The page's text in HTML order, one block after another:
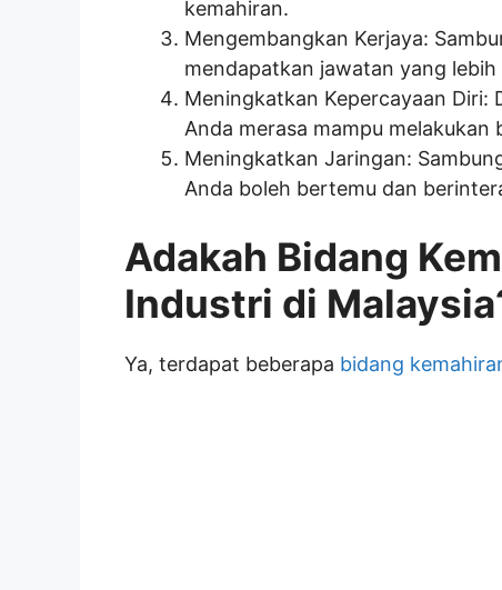
kemahiran.
Mengembangkan Kerjaya:
mendapatkan jawatan yang
Meningkatkan Kepercayaan Diri:
Anda merasa mampu melakukan
Meningkatkan Jaringan:
Anda boleh bertemu dan
Adakah Bidang
Industri di
Ya, terdapat beberapa bidang